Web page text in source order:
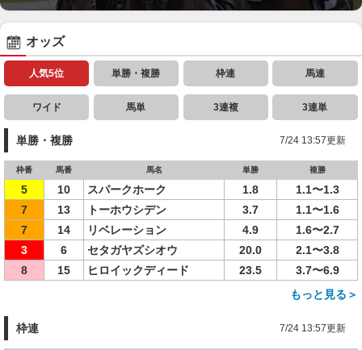
オッズ
人気5位 単勝・複勝 枠連 馬連
ワイド 馬単 3連複 3連単
単勝・複勝 7/24 13:57更新
枠番 馬番 馬名 単勝 複勝
5 10 スパークホーク 1.8
1.1〜1.3
7
13 トーホウシデン 3.7
1.1〜1.6
7
14 リベレーション 4.9
1.6〜2.7
3
6 セタガヤズシオウ 20.0
2.1〜3.8
8
15 ヒロイックディード 23.5
3.7〜6.9
もっと見る＞
枠連 7/24 13:57更新